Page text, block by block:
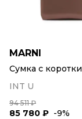
MARNI
INT U
94 511 ₽
85 780 ₽ -9%